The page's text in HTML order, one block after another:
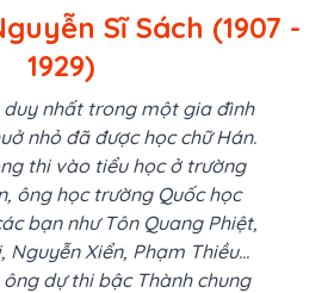
Sĩ Sách (1907 -
1929)
duy nhất trong một gia đình
nhỏ đã được học chữ Hán.
thi vào tiểu học ở trường
ông học trường Quốc học
bạn như Tôn Quang Phiệt,
Nguyễn Xiển, Phạm Thiều...
dự thi bậc Thành chung